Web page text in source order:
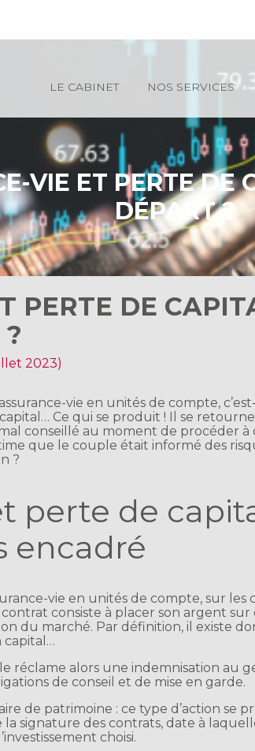
Principal
LE CABINET NOS SERVICES
VIE ET PERTE DE
DÉPART ?
PERTE DE
2023)
vie en unités de compte,
Ce qui se produit ! Il se
conseillé au moment de procéder à
que le couple était informé des
?
perte de
encadré
vie en unités de compte, sur les
consiste à placer son argent
du marché. Par définition, il existe
capital…
réclame alors une indemnisation au
de conseil et de mise en garde.
de patrimoine : ce type d’action se
signature des contrats, date à
choisi.